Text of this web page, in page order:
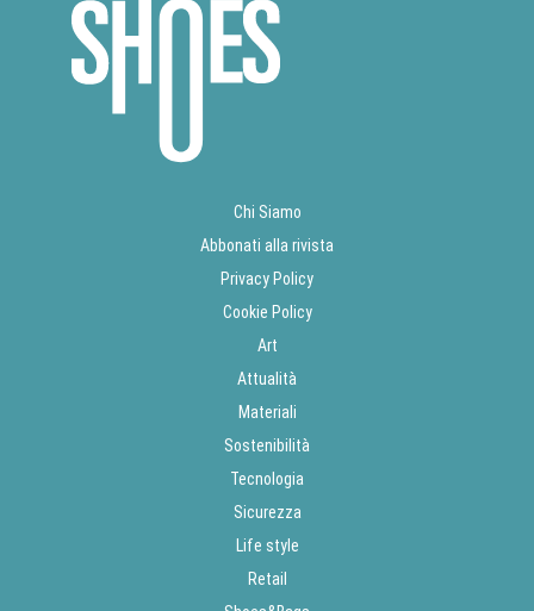
Chi Siamo
Abbonati alla rivista
Privacy Policy
Cookie Policy
Art
Attualità
Materiali
Sostenibilità
Tecnologia
Sicurezza
Life style
Retail